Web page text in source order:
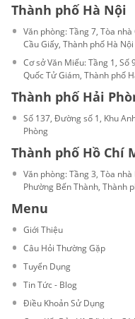
Thành phố Hà Nội
Văn phòng: Tầng 7, Tòa
Cầu Giấy, Thành phố Hà Nội
Cơ sở Văn Miếu: Tầng 1, Số
Quốc Tử Giám, Thành phố
Thành phố Hải
Số 137, Đường số 1, Khu
Phòng
Thành phố Hồ Chí
Văn phòng: Tầng 3, Tòa
Phường Bến Thành, Thành
Menu
Giới Thiệu
Câu Hỏi Thường Gặp
Tuyển Dụng
Tin Tức - Blog
Điều Khoản Sử Dụng